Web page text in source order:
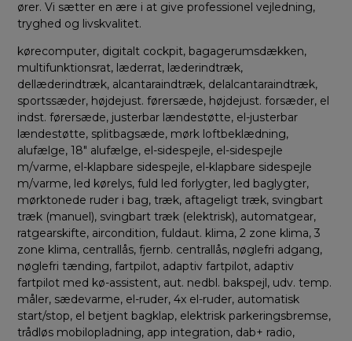
ører. Vi sætter en ære i at give professionel vejledning,
tryghed og livskvalitet.
kørecomputer, digitalt cockpit, bagagerumsdækken,
multifunktionsrat, læderrat, læderindtræk,
dellæderindtræk, alcantaraindtræk, delalcantaraindtræk,
sportssæder, højdejust. førersæde, højdejust. forsæder, el
indst. førersæde, justerbar lændestøtte, el-justerbar
lændestøtte, splitbagsæde, mørk loftbeklædning,
alufælge, 18″ alufælge, el-sidespejle, el-sidespejle
m/varme, el-klapbare sidespejle, el-klapbare sidespejle
m/varme, led kørelys, fuld led forlygter, led baglygter,
mørktonede ruder i bag, træk, aftageligt træk, svingbart
træk (manuel), svingbart træk (elektrisk), automatgear,
ratgearskifte, aircondition, fuldaut. klima, 2 zone klima, 3
zone klima, centrallås, fjernb. centrallås, nøglefri adgang,
nøglefri tænding, fartpilot, adaptiv fartpilot, adaptiv
fartpilot med kø-assistent, aut. nedbl. bakspejl, udv. temp.
måler, sædevarme, el-ruder, 4x el-ruder, automatisk
start/stop, el betjent bagklap, elektrisk parkeringsbremse,
trådløs mobilopladning, app integration, dab+ radio,